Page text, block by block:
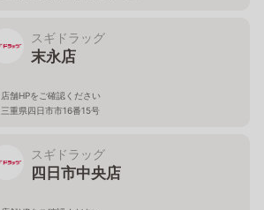
スギドラッグ
末永店
店舗HPをご確認ください
三重県四日市市16番15号
スギドラッグ
四日市中央店